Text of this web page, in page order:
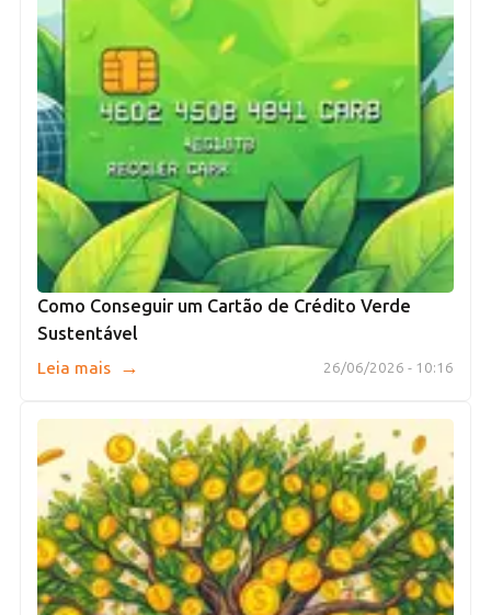
Como Conseguir um Cartão de Crédito Verde
Sustentável
26/06/2026 - 10:16
Leia mais →